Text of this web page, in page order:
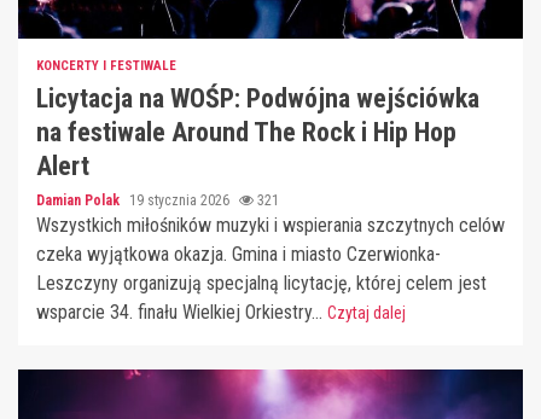
KONCERTY I FESTIWALE
Licytacja na WOŚP: Podwójna wejściówka
na festiwale Around The Rock i Hip Hop
Alert
Damian Polak 19 stycznia 2026 321
Wszystkich miłośników muzyki i wspierania szczytnych celów
czeka wyjątkowa okazja. Gmina i miasto Czerwionka-
Leszczyny organizują specjalną licytację, której celem jest
wsparcie 34. finału Wielkiej Orkiestry... Czytaj dalej